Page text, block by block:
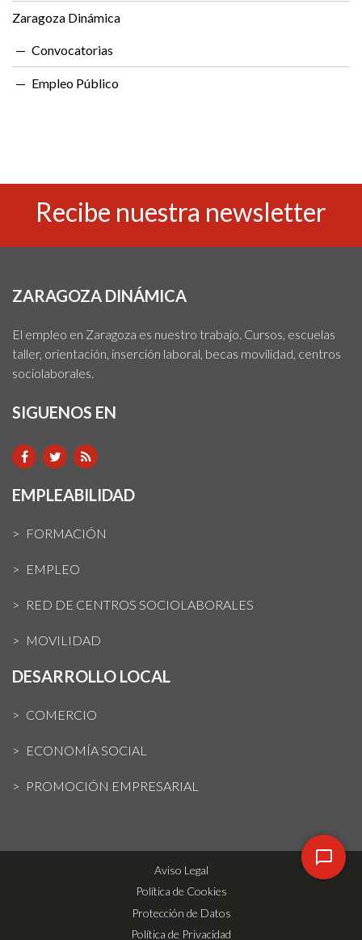
Zaragoza Dinámica
Convocatorias
Empleo Público
Recibe nuestra newsletter
ZARAGOZA DINÁMICA
El empleo en Zaragoza es nuestro trabajo. Cursos, escuelas
taller, orientación, inserción laboral, becas movilidad, centros
sociolaborales.
SIGUENOS EN
EMPLEABILIDAD
FORMACIÓN
EMPLEO
RED DE CENTROS SOCIOLABORALES
MOVILIDAD
DESARROLLO LOCAL
COMERCIO
ECONOMÍA SOCIAL
PROMOCIÓN EMPRESARIAL
Aviso Legal
Política de Cookies
Protección de Datos
Política de Privacidad